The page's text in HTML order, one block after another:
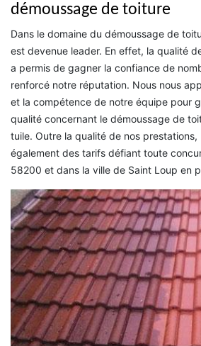
démoussage de toiture
Dans le domaine du démoussage de
est devenue leader. En effet, la qualité
a permis de gagner la confiance de
renforcé notre réputation. Nous nous
et la compétence de notre équipe pour
qualité concernant le démoussage de
tuile. Outre la qualité de nos prestations,
également des tarifs défiant toute
58200 et dans la ville de Saint Loup en